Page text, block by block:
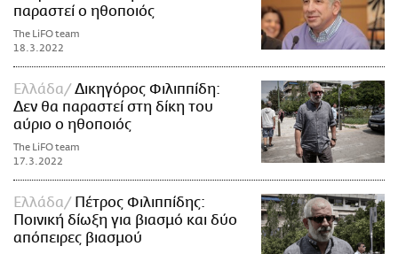
παραστεί ο ηθοποιός
The LiFO team
18.3.2022
Ελλάδα
Δικηγόρος Φιλιππίδη:
Δεν θα παραστεί στη δίκη του
αύριο ο ηθοποιός
The LiFO team
17.3.2022
Ελλάδα
Πέτρος Φιλιππίδης:
Ποινική δίωξη για βιασμό και δύο
απόπειρες βιασμού